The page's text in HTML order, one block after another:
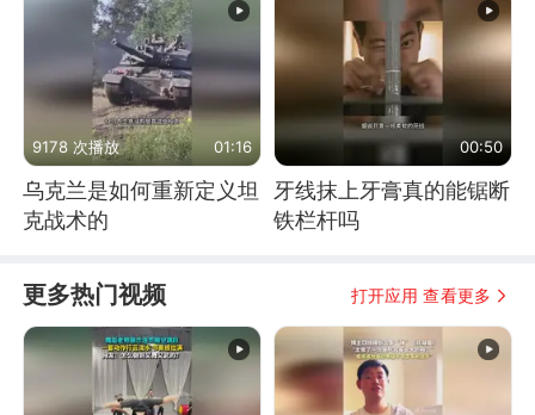
9178 次播放 01:16
乌克兰是如何重新定义坦
克战术的
00:50
牙线抹上牙膏真的能锯断
铁栏杆吗
更多热门视频 打开应用 查看更多